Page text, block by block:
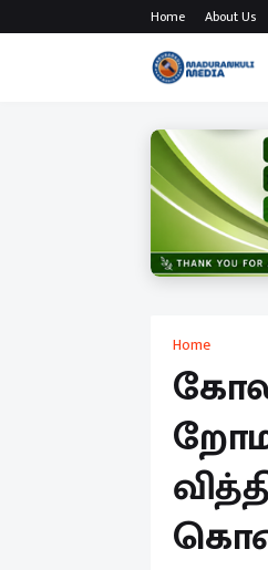
Home About Us
Home